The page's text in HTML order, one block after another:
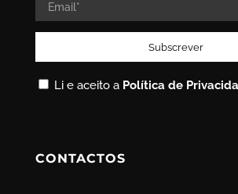
Li e aceito a Política de
CONTACTOS